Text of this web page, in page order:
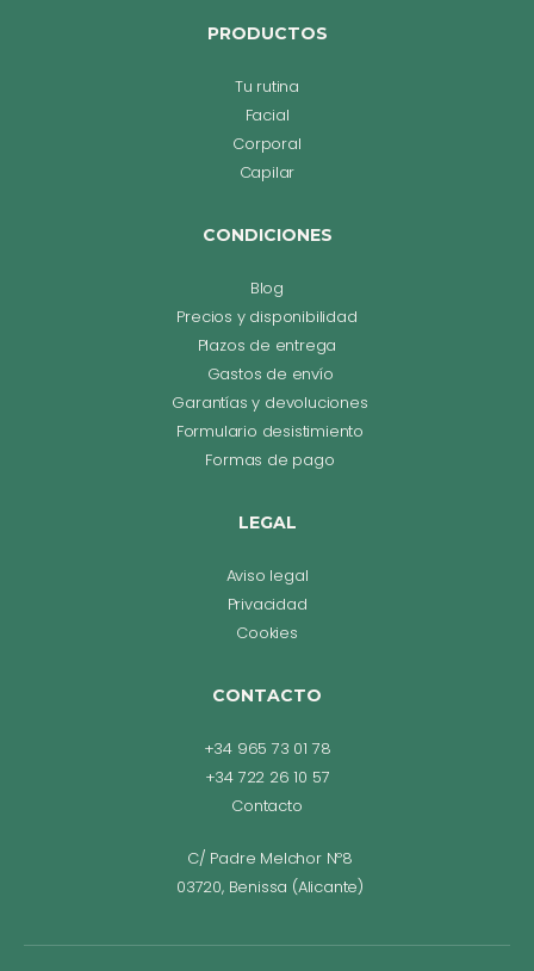
PRODUCTOS
Tu rutina
Facial
Corporal
Capilar
CONDICIONES
Blog
Precios y disponibilidad
Plazos de entrega
Gastos de envío
Garantías y devoluciones
Formulario desistimiento
Formas de pago
LEGAL
Aviso legal
Privacidad
Cookies
CONTACTO
+34 965 73 01 78
+34 722 26 10 57
Contacto
C/ Padre Melchor Nº8
03720, Benissa (Alicante)